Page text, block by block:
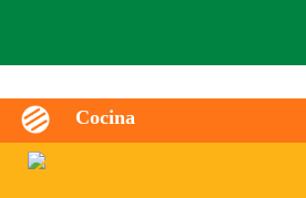
Cocina